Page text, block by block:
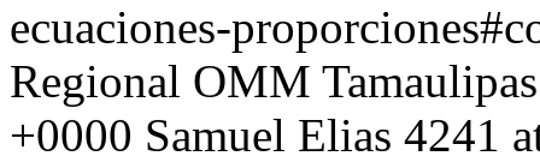
ecuaciones-
Regional OMM
+0000 Samuel Elias 4241